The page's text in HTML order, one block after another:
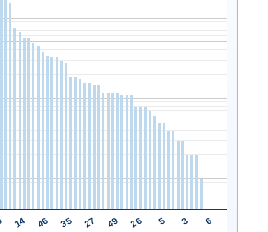
14 46 35 27 49 26 5 3 6